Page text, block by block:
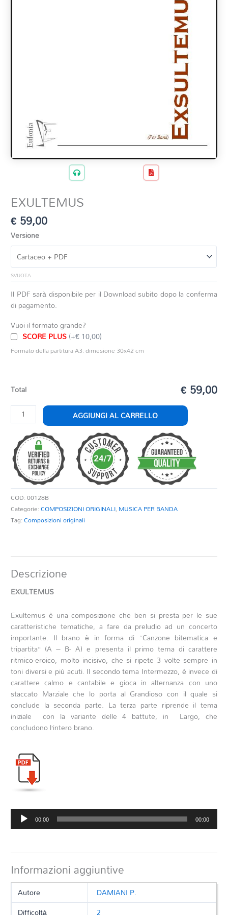
EXULTEMUS
€59,00
Versione
SVUOTA
Il PDF sarà disponibile per il Download subito dopo la conferma
di pagamento.
Vuoi il formato grande?
SCORE PLUS(+€ 10,00)
Formato della partitura A3: dimesione 30x42 cm
Total € 59,00
EXULTEMUS
quantità
AGGIUNGI AL CARRELLO
COD:00128B
Categorie:COMPOSIZIONI ORIGINALI, MUSICA PER BANDA
Tag:Composizioni originali
Descrizione
EXULTEMUS
Exultemus è una composizione che ben si presta per le sue
caratteristiche tematiche, a fare da preludio ad un concerto
importante. Il brano è in forma di “Canzone bitematica e
tripartita” (A – B- A) e presenta il primo tema di carattere
ritmico-eroico, molto incisivo, che si ripete 3 volte sempre in
toni diversi e più acuti. Il secondo tema Intermezzo, è invece di
carattere calmo e cantabile e gioca in alternanza con uno
staccato Marziale che lo porta al Grandioso con il quale si
conclude la seconda parte. La terza parte riprende il tema
iniziale con la variante delle 4 battute, in Largo, che
concludono l’intero brano.
Audio
Player
00:00 00:00
Informazioni aggiuntive
Autore
DAMIANI P.
Difficoltà
2